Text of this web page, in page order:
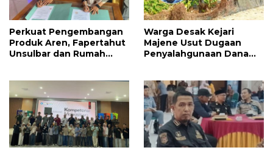
Perkuat Pengembangan
Produk Aren, Fapertahut
Unsulbar dan Rumah
Warga Desak Kejari
Majene Usut Dugaan
Penyalahgunaan Dana